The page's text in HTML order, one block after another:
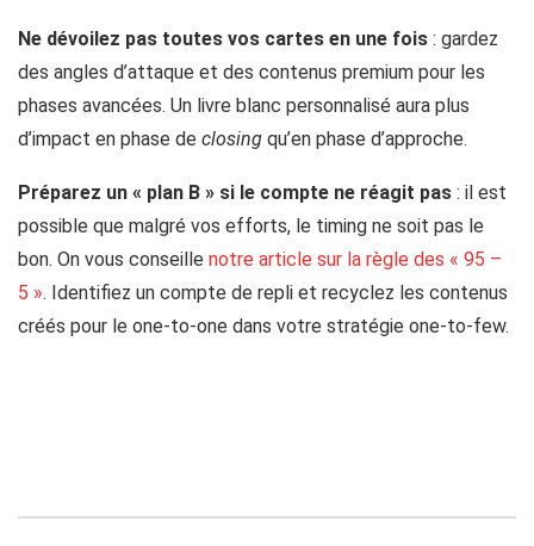
Ne dévoilez pas toutes vos cartes en une fois : gardez
des angles d’attaque et des contenus premium pour les
phases avancées. Un livre blanc personnalisé aura plus
d’impact en phase de closing qu’en phase d’approche.
Préparez un « plan B » si le compte ne réagit pas : il est
possible que malgré vos efforts, le timing ne soit pas le
bon. On vous conseille notre article sur la règle des « 95 –
5 ». Identifiez un compte de repli et recyclez les contenus
créés pour le one-to-one dans votre stratégie one-to-few.